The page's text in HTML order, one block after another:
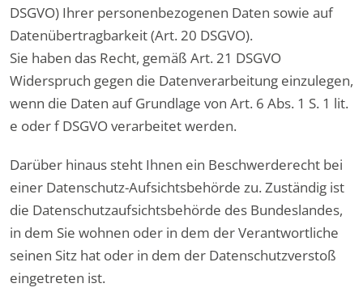
DSGVO) Ihrer personenbezogenen Daten sowie auf
Datenübertragbarkeit (Art. 20 DSGVO).
Sie haben das Recht, gemäß Art. 21 DSGVO
Widerspruch gegen die Datenverarbeitung einzulegen,
wenn die Daten auf Grundlage von Art. 6 Abs. 1 S. 1 lit.
e oder f DSGVO verarbeitet werden.
Darüber hinaus steht Ihnen ein Beschwerderecht bei
einer Datenschutz-Aufsichtsbehörde zu. Zuständig ist
die Datenschutzaufsichtsbehörde des Bundeslandes,
in dem Sie wohnen oder in dem der Verantwortliche
seinen Sitz hat oder in dem der Datenschutzverstoß
eingetreten ist.